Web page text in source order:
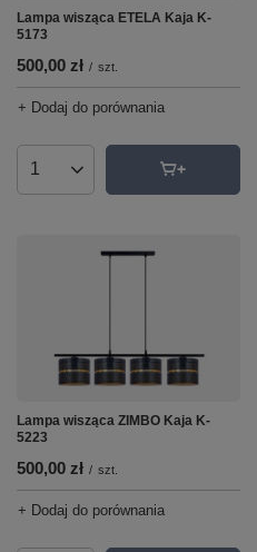
Lampa wisząca ETELA Kaja K-
5173
500,00 zł / szt.
+ Dodaj do porównania
Ilość produktów
Lampa wisząca ZIMBO Kaja K-
5223
500,00 zł / szt.
+ Dodaj do porównania